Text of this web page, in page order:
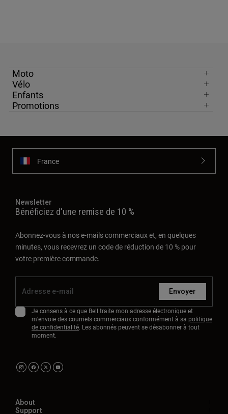
Moto
Vélo
Enfants
Promotions
France
Newsletter
Bénéficiez d'une remise de 10 %
Abonnez-vous à nos e-mails commerciaux et, en quelques
minutes, vous recevrez un code de réduction de 10 % pour
votre première commande.
Envoyer
Je consens à ce que Bell traite mon adresse électronique et
m'envoie des courriels commerciaux conformément à sa politique
de confidentialité. Les abonnés peuvent se désabonner à tout
moment.
About
Support